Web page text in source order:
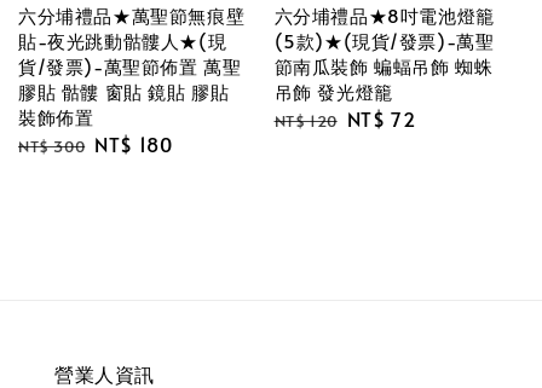
六分埔禮品★萬聖節無痕壁
貼-夜光跳動骷髏人★(現
貨/發票)-萬聖節佈置 萬聖
膠貼 骷髏 窗貼 鏡貼 膠貼
裝飾佈置
Regular
NT$ 300 Sale
NT$ 180
六分埔禮品★8吋電池燈籠
(5款)★(現貨/發票)-萬聖
節南瓜裝飾 蝙蝠吊飾 蜘蛛
吊飾 發光燈籠
Regular
NT$ 120 Sale
NT$ 72
營業人資訊